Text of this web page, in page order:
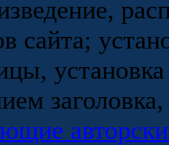
сайта;